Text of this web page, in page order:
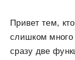
Привет тем,
слишком много
сразу две